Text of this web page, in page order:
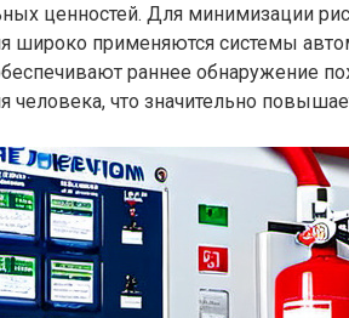
ценностей. Для минимизации
широко применяются системы
раннее обнаружение
человека, что значительно